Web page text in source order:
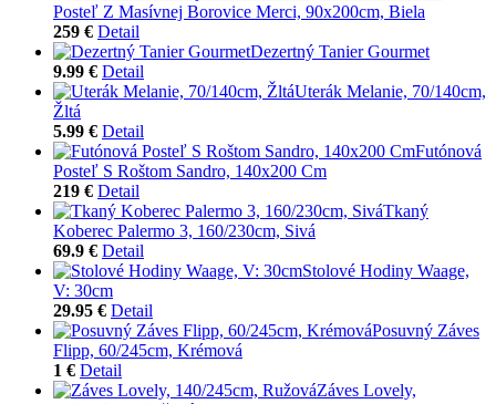
Posteľ Z Masívnej Borovice Merci, 90x200cm, Biela
259 € Detail
Dezertný Tanier Gourmet
9.99 € Detail
Uterák Melanie, 70/140cm,
Žltá
5.99 € Detail
Futónová
Posteľ S Roštom Sandro, 140x200 Cm
219 € Detail
Tkaný
Koberec Palermo 3, 160/230cm, Sivá
69.9 € Detail
Stolové Hodiny Waage,
V: 30cm
29.95 € Detail
Posuvný Záves
Flipp, 60/245cm, Krémová
1 € Detail
Záves Lovely,